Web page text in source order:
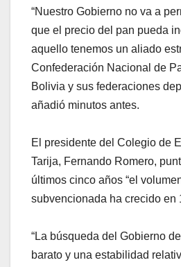
“Nuestro Gobierno no va a
que el precio del pan pueda
aquello tenemos un aliado
Confederación Nacional de
Bolivia y sus federaciones
añadió minutos antes.
El presidente del Colegio de
Tarija, Fernando Romero,
últimos cinco años “el
subvencionada ha crecido en
“La búsqueda del Gobierno
barato y una estabilidad